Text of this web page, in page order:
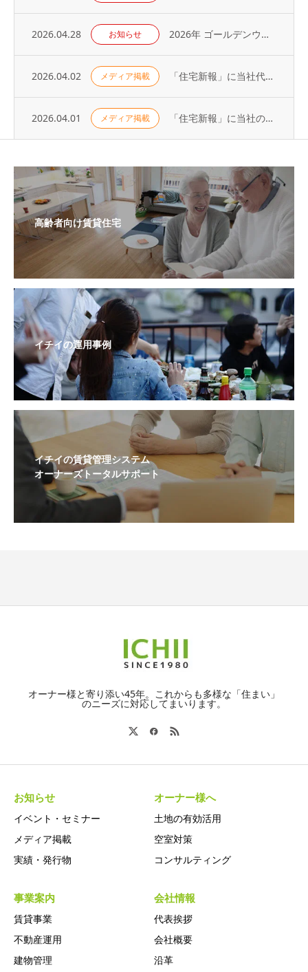
2026.04.28 お知らせ 2026年 ゴールデンウィーク休業のお知らせ
2026.04.02 メディア掲載 「住宅新報」に当社代表の取材記事が掲載されました（2026年3月31日号）
2026.04.01 メディア掲載 「住宅新報」に当社の取り組みが掲載されました（2026年3月24日号）
高齢者向け賃貸住宅
イチイの運用事例
イチイの賃貸管理システム
オーナーズトータルサポート
オーナー様と寄り添い45年。これからも多様な「住まい」
のニーズに対応してまいります。
お知らせ
イベント・セミナー
メディア掲載
実績・発行物
オーナー様へ
土地の有効活用
空室対策
コンサルティング
事業案内
賃貸事業
不動産運用
建物管理
会社情報
代表挨拶
会社概要
沿革